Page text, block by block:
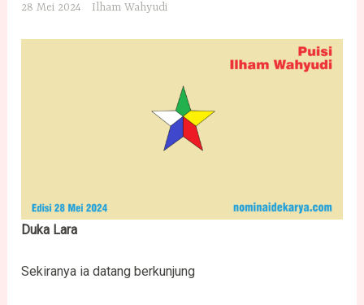
28 Mei 2024 Ilham Wahyudi
Duka Lara
Sekiranya ia datang berkunjung